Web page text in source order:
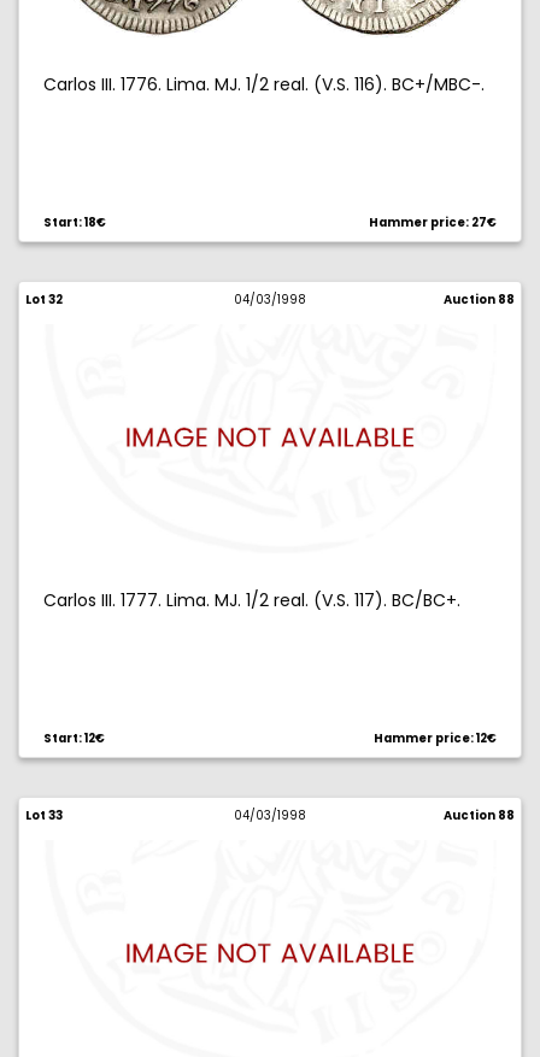
Carlos III. 1776. Lima. MJ. 1/2 real. (V.S. 116). BC+/MBC-.
Start: 18€ Hammer price: 27€
Lot 32 04/03/1998 Auction 88
Carlos III. 1777. Lima. MJ. 1/2 real. (V.S. 117). BC/BC+.
Start: 12€ Hammer price: 12€
Lot 33 04/03/1998 Auction 88